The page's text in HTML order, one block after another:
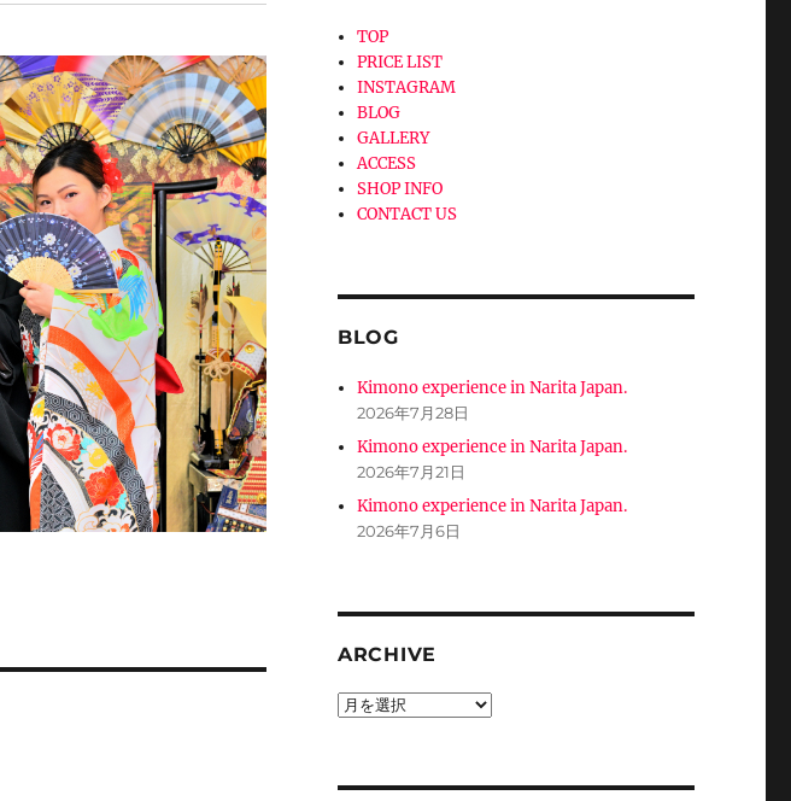
TOP
PRICE LIST
INSTAGRAM
BLOG
GALLERY
ACCESS
SHOP INFO
CONTACT US
BLOG
Kimono experience in Narita Japan.
2026年7月28日
Kimono experience in Narita Japan.
2026年7月21日
Kimono experience in Narita Japan.
2026年7月6日
ARCHIVE
ARCHIVE